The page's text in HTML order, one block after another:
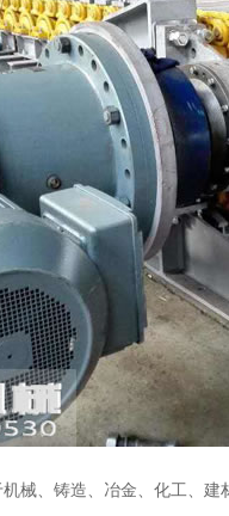
、铸造、冶金、化工、